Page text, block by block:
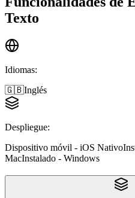
Texto
Idiomas:
🇬🇧Inglés
Despliegue:
Dispositivo móvil - iOS Nativo
MacInstalado - Windows